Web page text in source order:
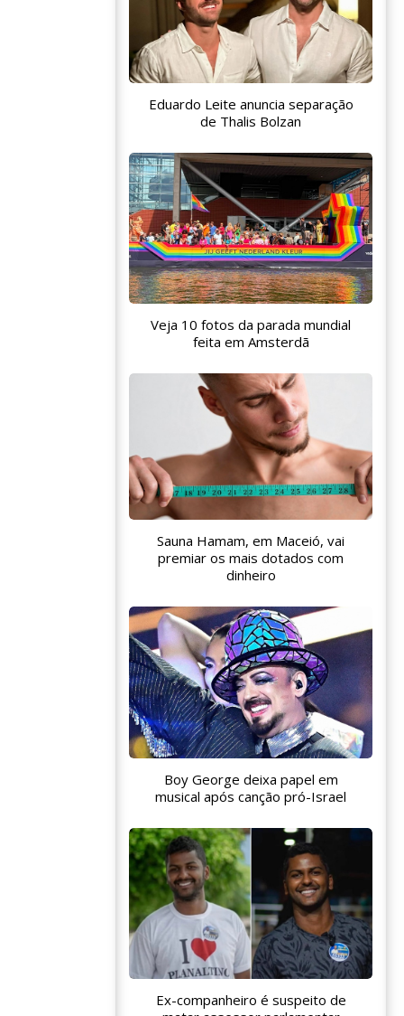
Eduardo Leite anuncia separação
de Thalis Bolzan
Veja 10 fotos da parada mundial
feita em Amsterdã
Sauna Hamam, em Maceió, vai
premiar os mais dotados com
dinheiro
Boy George deixa papel em
musical após canção pró-Israel
Ex-companheiro é suspeito de